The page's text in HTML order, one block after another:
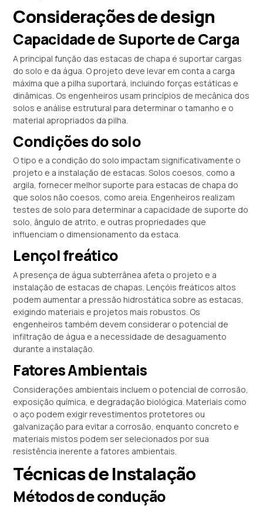
Considerações de design
Capacidade de Suporte de Carga
A principal função das estacas de chapa é suportar cargas
do solo e da água. O projeto deve levar em conta a carga
máxima que a pilha suportará, incluindo forças estáticas e
dinâmicas. Os engenheiros usam princípios de mecânica dos
solos e análise estrutural para determinar o tamanho e o
material apropriados da pilha.
Condições do solo
O tipo e a condição do solo impactam significativamente o
projeto e a instalação de estacas. Solos coesos, como a
argila, fornecer melhor suporte para estacas de chapa do
que solos não coesos, como areia. Engenheiros realizam
testes de solo para determinar a capacidade de suporte do
solo, ângulo de atrito, e outras propriedades que
influenciam o dimensionamento da estaca.
Lençol freático
A presença de água subterrânea afeta o projeto e a
instalação de estacas de chapas. Lençóis freáticos altos
podem aumentar a pressão hidrostática sobre as estacas,
exigindo materiais e projetos mais robustos. Os
engenheiros também devem considerar o potencial de
infiltração de água e a necessidade de desaguamento
durante a instalação.
Fatores Ambientais
Considerações ambientais incluem o potencial de corrosão,
exposição química, e degradação biológica. Materiais como
o aço podem exigir revestimentos protetores ou
galvanização para evitar a corrosão, enquanto concreto e
materiais mistos podem ser selecionados por sua
resistência inerente a fatores ambientais.
Técnicas de Instalação
Métodos de condução